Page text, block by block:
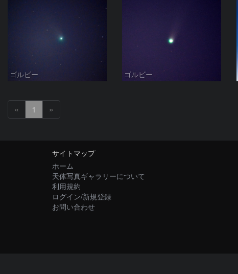
ゴルビー ゴルビー
« 1 »
サイトマップ
ホーム
天体写真ギャラリーについて
利用規約
ログイン/新規登録
お問い合わせ